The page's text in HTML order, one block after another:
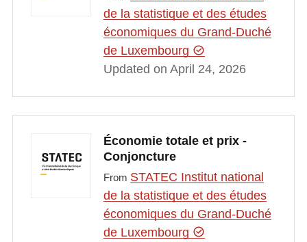
de la statistique et des études
économiques du Grand-Duché
de Luxembourg
Updated on April 24, 2026
Économie totale et prix -
Conjoncture
From STATEC Institut national
de la statistique et des études
économiques du Grand-Duché
de Luxembourg